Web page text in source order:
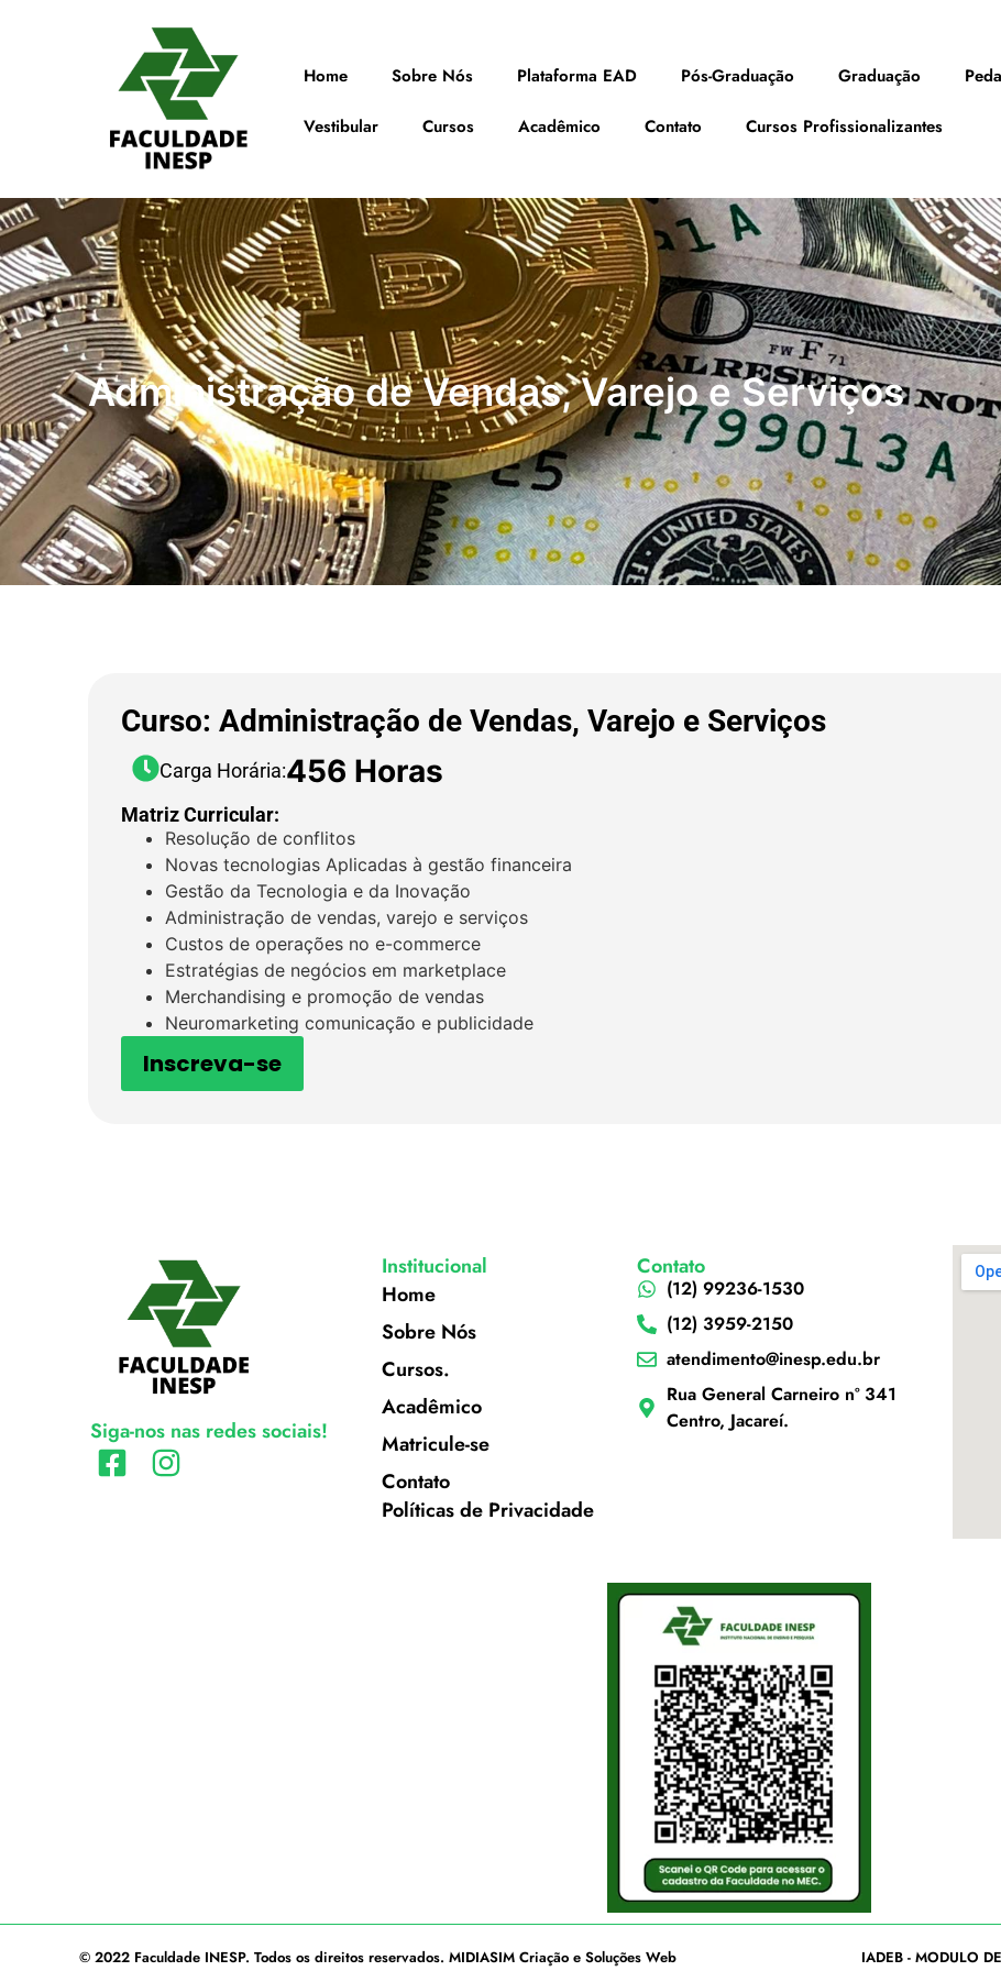
Home Sobre Nós Plataforma EAD Pós-Graduação Graduação
Vestibular Cursos Acadêmico Contato Cursos Profissionalizantes
Administração de Vendas, Varejo e Serviços
Curso: Administração de Vendas, Varejo e Serviços
Carga Horária:456 Horas
Matriz Curricular:
Resolução de conflitos
Novas tecnologias Aplicadas à gestão financeira
Gestão da Tecnologia e da Inovação
Administração de vendas, varejo e serviços
Custos de operações no e-commerce
Estratégias de negócios em marketplace
Merchandising e promoção de vendas
Neuromarketing comunicação e publicidade
Inscreva-se
Siga-nos nas redes sociais!
Institucional
Home
Sobre Nós
Cursos.
Acadêmico
Matricule-se
Contato
Políticas de Privacidade
Contato
(12) 99236-1530
(12) 3959-2150
atendimento@inesp.edu.br
Rua General Carneiro nº 341
Centro, Jacareí.
© 2022 Faculdade INESP. Todos os direitos reservados. MIDIASIM Criação e Soluções Web IADEB - MODULO